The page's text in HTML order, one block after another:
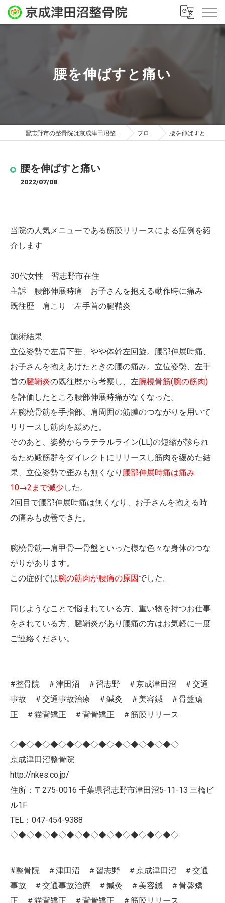
腰を伸ばすと痛い
習志野市の整骨院は京成津田沼整骨院 ブログ 腰を伸ばすと痛い
腰を伸ばすと痛い
2022/07/08
当院の人気メニューである筋膜リリースによる症例を紹
介します
30代女性 習志野市在住
主訴 腰部伸展時痛 お子さんを抱える動作時に痛み
既往歴 肩こり 左手首の腱鞘炎
施術結果
立位姿勢で左肩下垂、やや体幹左回旋。腰部伸展時痛、
お子さんを抱えあげたときの腰の痛み。立位姿勢、左手
首の腱鞘炎の既往歴から考察し、左腕橈骨筋(腕の筋肉)
を評価したところ腰部伸展時痛がなくなった。
左腕橈骨筋を手指部、肩周囲の筋膜のつながりを用いて
リリースし筋肉を緩めた。
そのあと、姿勢からラテラルライン(LL)の短縮が診られ
るため殿筋群をダイレクトにリリースし筋肉を緩めた結
果、立位姿勢で歪みも無くなり 腰部伸展時痛は痛み
10→2まで減少した。
2回目で腰部伸展時痛は無くなり、お子さんを抱える時
の痛みも改善できた。
腕橈骨筋―肩甲骨―骨盤といった様な色々な身体のつな
がりがあります。
この症例では腕の筋肉が腰痛の原因でした。
同じようなことで悩まれている方、重い物を持つお仕事
をされている方、腱鞘炎があり腰痛の方はお気軽に一度
ご連絡ください。
#整骨院 ＃津田沼 ＃習志野 ＃京成津田沼 ＃交通
事故 ＃交通事故治療 ＃鍼灸 ＃美容鍼 ＃骨盤矯
正 ＃猫背矯正 ＃背骨矯正 ＃筋膜リリース
◇◆◇◆◇◆◇◆◇◆◇◆◇◆◇◆◇◆◇◆◇
京成津田沼整骨院
http://nkes.co.jp/
住所：〒275-0016 千葉県習志野市津田沼5-11-13 三橋ビ
ル1F
TEL：047-454-9388
◇◆◇◆◇◆◇◆◇◆◇◆◇◆◇◆◇◆◇◆◇
#整骨院 ＃津田沼 ＃習志野 ＃京成津田沼 ＃交通
事故 ＃交通事故治療 ＃鍼灸 ＃美容鍼 ＃骨盤矯
正 ＃猫背矯正 ＃背骨矯正 ＃筋膜リリース